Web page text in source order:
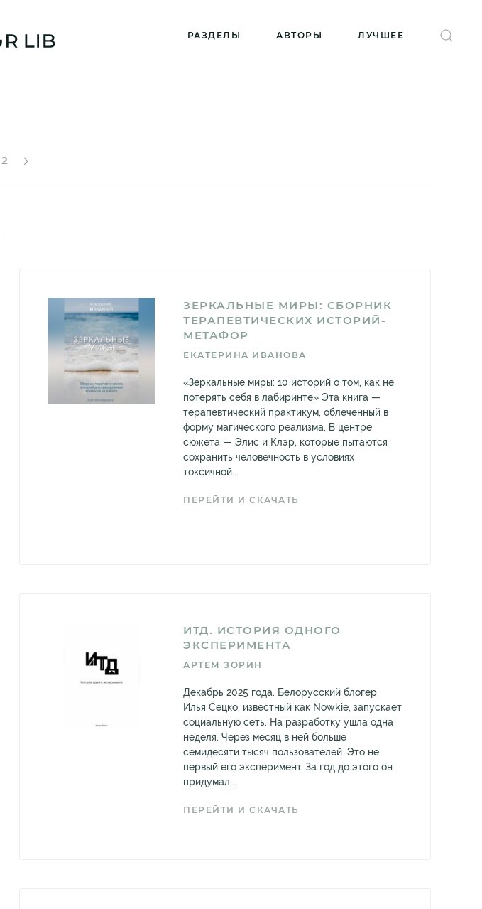
РАЗДЕЛЫ АВТОРЫ ЛУЧШЕЕ
2
ЗЕРКАЛЬНЫЕ МИРЫ: СБОРНИК
ТЕРАПЕВТИЧЕСКИХ ИСТОРИЙ-
МЕТАФОР
ЕКАТЕРИНА ИВАНОВА
«Зеркальные миры: 10 историй о том, как не
потерять себя в лабиринте» Эта книга —
терапевтический практикум, облеченный в
форму магического реализма. В центре
сюжета — Элис и Клэр, которые пытаются
сохранить человечность в условиях
токсичной...
ПЕРЕЙТИ И СКАЧАТЬ
ИТД. ИСТОРИЯ ОДНОГО
ЭКСПЕРИМЕНТА
АРТЕМ ЗОРИН
Декабрь 2025 года. Белорусский блогер
Илья Сецко, известный как Nowkie, запускает
социальную сеть. На разработку ушла одна
неделя. Через месяц в ней больше
семидесяти тысяч пользователей. Это не
первый его эксперимент. За год до этого он
придумал...
ПЕРЕЙТИ И СКАЧАТЬ